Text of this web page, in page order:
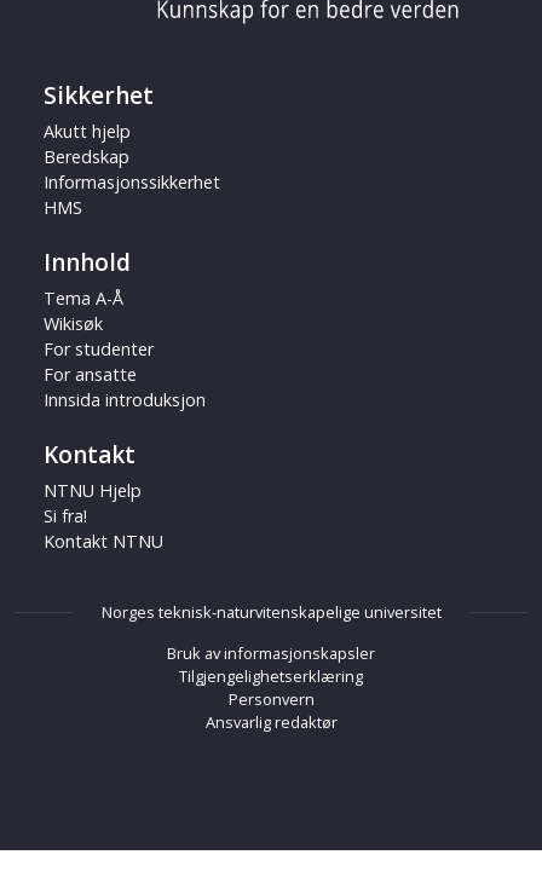
Sikkerhet
Akutt hjelp
Beredskap
Informasjonssikkerhet
HMS
Innhold
Tema A-Å
Wikisøk
For studenter
For ansatte
Innsida introduksjon
Kontakt
NTNU Hjelp
Si fra!
Kontakt NTNU
Norges teknisk-naturvitenskapelige universitet
Bruk av informasjonskapsler
Tilgjengelighetserklæring
Personvern
Ansvarlig redaktør